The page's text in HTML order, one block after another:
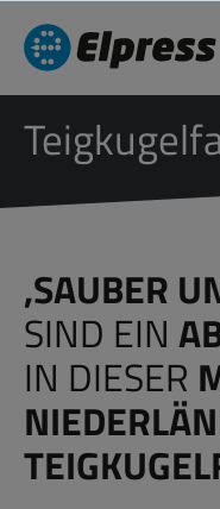
‚SAUBER
SIND EIN
IN DIESER